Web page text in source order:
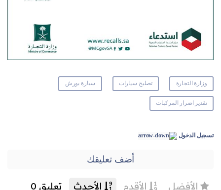
وزارة التجارة تصليح سيارات سيارة بورش
تقدير اضرار المركبات
تسجيل الدخول
أضف تعليقك